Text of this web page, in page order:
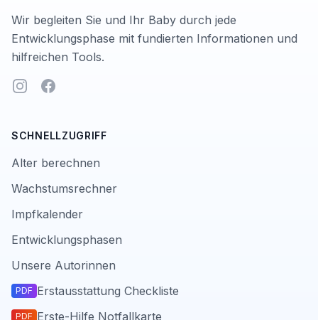
Wir begleiten Sie und Ihr Baby durch jede
Entwicklungsphase mit fundierten Informationen und
hilfreichen Tools.
InstagramFacebook
SCHNELLZUGRIFF
Alter berechnen
Wachstumsrechner
Impfkalender
Entwicklungsphasen
Unsere Autorinnen
PDF Erstausstattung Checkliste
PDF Erste-Hilfe Notfallkarte